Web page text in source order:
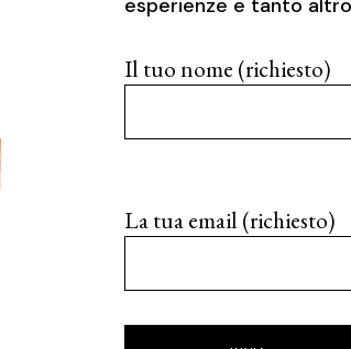
Il tuo nome (richiesto)
La tua email (richiesto)